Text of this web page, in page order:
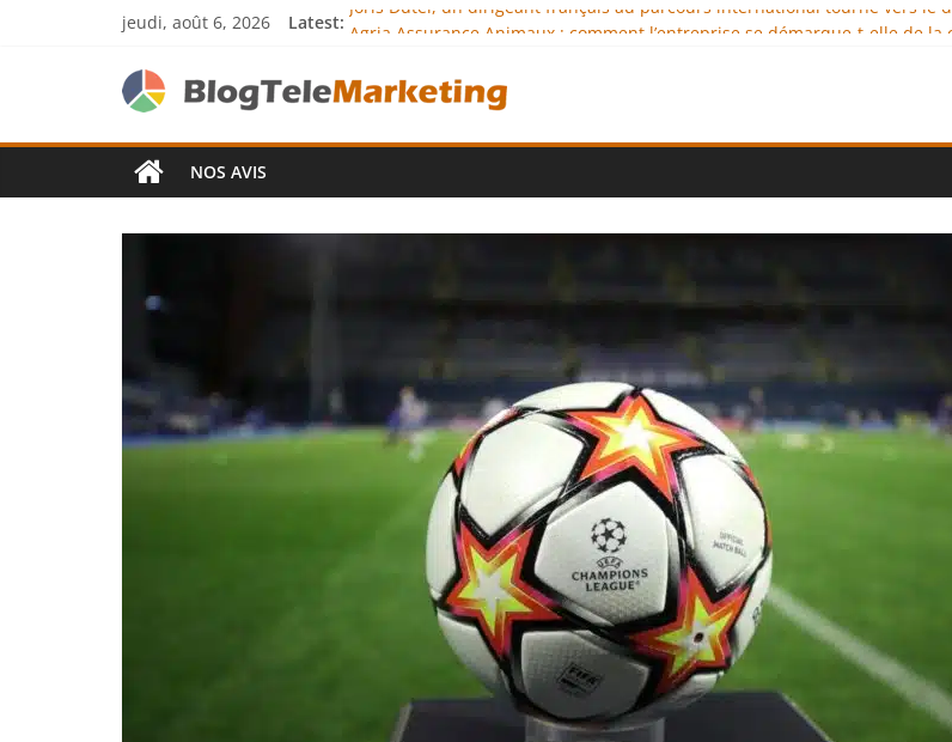
jeudi, août 6, 2026 Latest: Joris Dutel, un dirigeant français au parcours international tourné vers le
JCA Academy : l’excellence au service de l’indépendance financière
Denis Bouclon : la diplomatie éducative comme moteur de coopération
NOS AVIS